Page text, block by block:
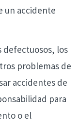
un accidente
defectuosos, los
problemas de
accidentes de
para
o el